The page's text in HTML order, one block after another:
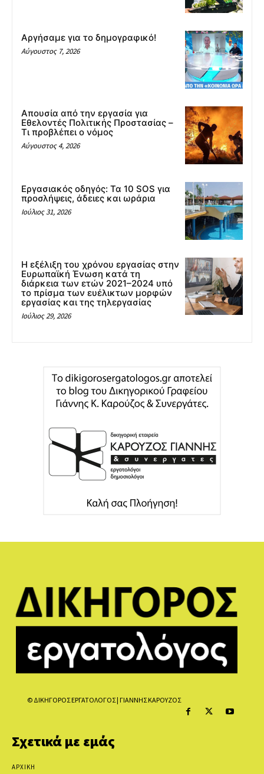
Αργήσαμε για το δημογραφικό!
Αύγουστος 7, 2026
Απουσία από την εργασία για
Εθελοντές Πολιτικής Προστασίας –
Τι προβλέπει ο νόμος
Αύγουστος 4, 2026
Εργασιακός οδηγός: Τα 10 SOS για
προσλήψεις, άδειες και ωράρια
Ιούλιος 31, 2026
Η εξέλιξη του χρόνου εργασίας στην
Ευρωπαϊκή Ένωση κατά τη
διάρκεια των ετών 2021–2024 υπό
το πρίσμα των ευέλικτων μορφών
εργασίας και της τηλεργασίας
Ιούλιος 29, 2026
© ΔΙΚΗΓΟΡΟΣ ΕΡΓΑΤΟΛΟΓΟΣ | ΓΙΑΝΝΗΣ ΚΑΡΟΥΖΟΣ
Σχετικά με εμάς
ΑΡΧΙΚΗ